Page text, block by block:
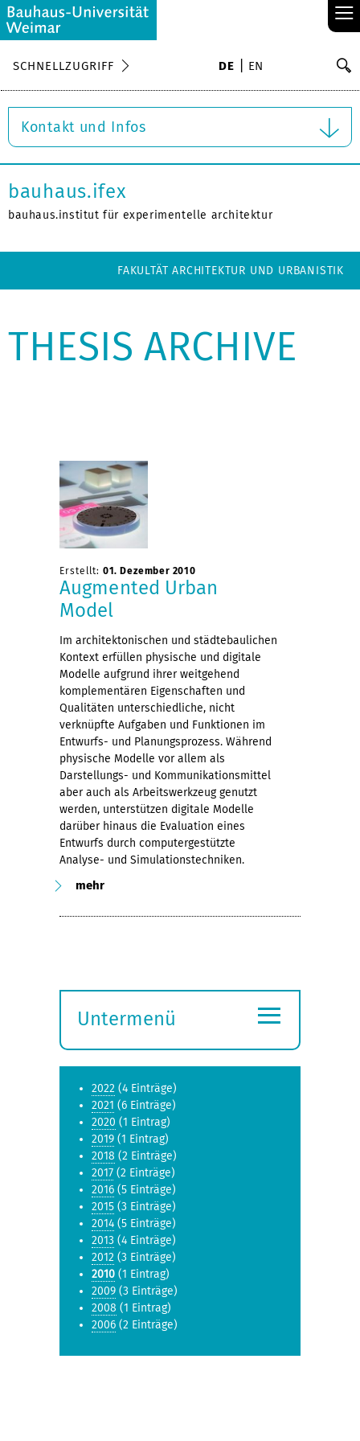
≡
SCHNELLZUGRIFF DE EN
Kontakt und Infos
bauhaus.ifex
bauhaus.institut für experimentelle architektur
FAKULTÄT ARCHITEKTUR UND URBANISTIK
THESIS ARCHIVE
Erstellt: 01. Dezember 2010
Augmented Urban
Model
Im architektonischen und städtebaulichen
Kontext erfüllen physische und digitale
Modelle aufgrund ihrer weitgehend
komplementären Eigenschaften und
Qualitäten unterschiedliche, nicht
verknüpfte Aufgaben und Funktionen im
Entwurfs- und Planungsprozess. Während
physische Modelle vor allem als
Darstellungs- und Kommunikationsmittel
aber auch als Arbeitswerkzeug genutzt
werden, unterstützen digitale Modelle
darüber hinaus die Evaluation eines
Entwurfs durch computergestützte
Analyse- und Simulationstechniken.
mehr
Untermenü
öffnen
≡
2022 (4 Einträge)
2021 (6 Einträge)
2020 (1 Eintrag)
2019 (1 Eintrag)
2018 (2 Einträge)
2017 (2 Einträge)
2016 (5 Einträge)
2015 (3 Einträge)
2014 (5 Einträge)
2013 (4 Einträge)
2012 (3 Einträge)
2010 (1 Eintrag)
2009 (3 Einträge)
2008 (1 Eintrag)
2006 (2 Einträge)